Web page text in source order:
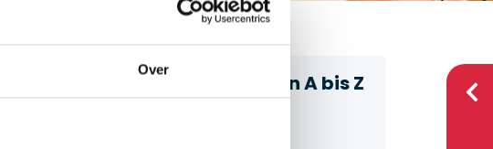
Over
Klebeband von A bis Z